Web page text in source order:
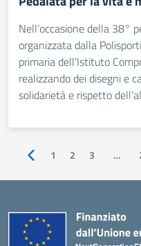
Nell’occasione della 38°
organizzata dalla
primaria dell’Istituto
realizzando dei disegni e
solidarietà e rispetto
Pagina precedente
1 2 3 …